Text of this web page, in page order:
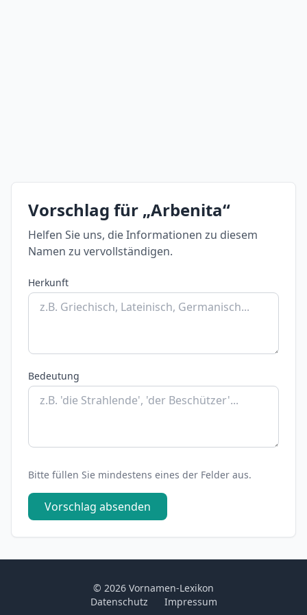
Vorschlag für „Arbenita“
Helfen Sie uns, die Informationen zu diesem
Namen zu vervollständigen.
Herkunft
Bedeutung
Bitte füllen Sie mindestens eines der Felder aus.
Vorschlag absenden
© 2026 Vornamen-Lexikon
Datenschutz
Impressum